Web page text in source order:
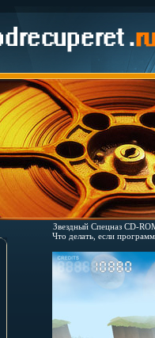
Звездный Спецназ CD-
Что делать, если